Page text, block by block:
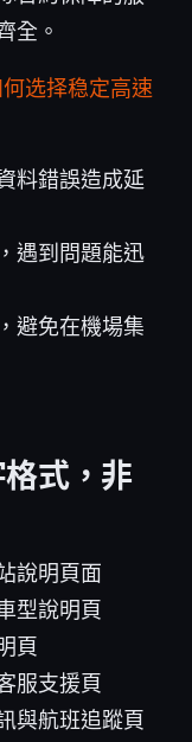
全。
选择稳定高速
料錯誤造成延
遇到問題能迅
避免在機場集
式，非
說明頁面
型說明頁
頁
服支援頁
與航班追蹤頁